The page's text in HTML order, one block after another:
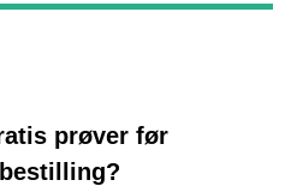
prøver før